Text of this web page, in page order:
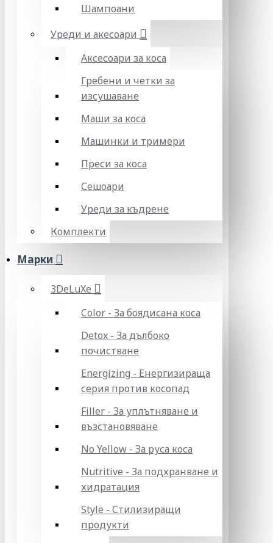
Шампоани
Уреди и акесоари
Аксесоари за коса
Гребени и четки за
изсушаване
Маши за коса
Машинки и тримери
Преси за коса
Сешоари
Уреди за къдрене
Комплекти
Марки
3DeLuXe
Color - За боядисана коса
Detox - За дълбоко
почистване
Energizing - Енергизираща
серия против косопад
Filler - За уплътняване и
възстановяване
No Yellow - За руса коса
Nutritive - За подхранване и
хидратация
Style - Стилизиращи
продукти